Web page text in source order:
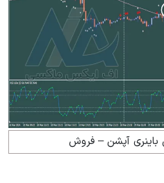
باینری آپشن – فروش